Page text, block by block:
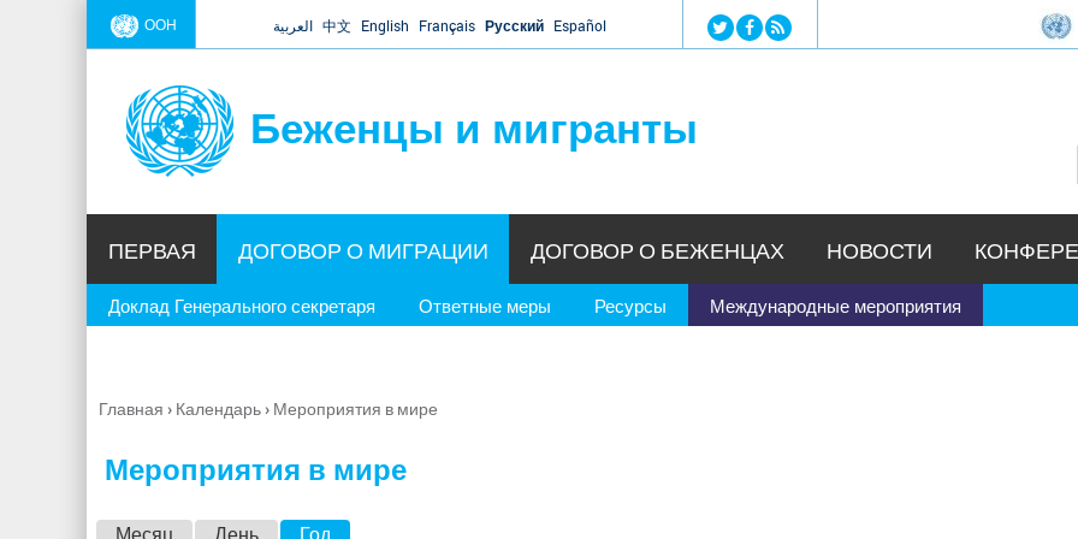
Jump to navigation
ООН العربية 中文 English Français Русский Español
Беженцы и мигранты
ПЕРВАЯ ДОГОВОР О МИГРАЦИИ
Доклад Генерального секретаря Ответные меры Ресурсы Международные мероприятия
ДОГОВОР О БЕЖЕНЦАХ НОВОСТИ
Вы
Главная › Календарь› Мероприятия в мире
Мероприятия в мире